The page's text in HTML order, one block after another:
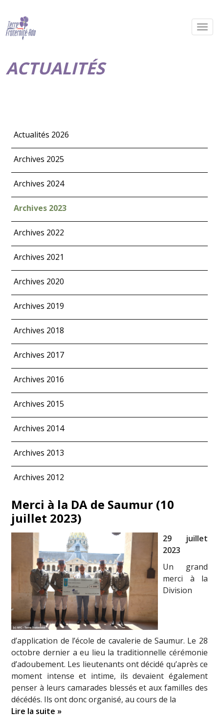
ACTUALITÉS
Actualités 2026
Archives 2025
Archives 2024
Archives 2023
Archives 2022
Archives 2021
Archives 2020
Archives 2019
Archives 2018
Archives 2017
Archives 2016
Archives 2015
Archives 2014
Archives 2013
Archives 2012
Merci à la DA de Saumur (10
juillet 2023)
29 juillet
2023
Un grand
merci à la
Division
d’application de l’école de cavalerie de Saumur. Le 28
octobre dernier a eu lieu la traditionnelle cérémonie
d’adoubement. Les lieutenants ont décidé qu’après ce
moment intense et intime, ils devaient également
penser à leurs camarades blessés et aux familles des
décédés. Ils ont donc organisé, au cours de la
Lire la suite »